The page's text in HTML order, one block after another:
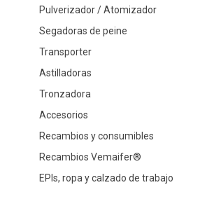
Pulverizador / Atomizador
Segadoras de peine
Transporter
Astilladoras
Tronzadora
Accesorios
Recambios y consumibles
Recambios Vemaifer®
EPIs, ropa y calzado de trabajo